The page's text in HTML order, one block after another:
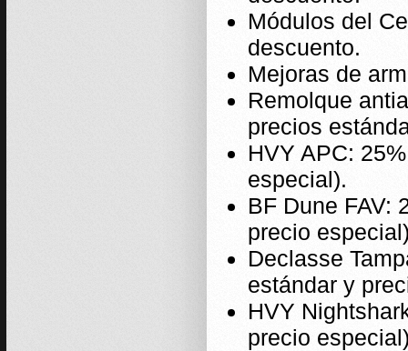
Módulos del
descuento.
Mejoras de
Remolque
precios
HVY APC:
especial).
BF Dune FAV:
precio
Declasse
estándar y
HVY
precio